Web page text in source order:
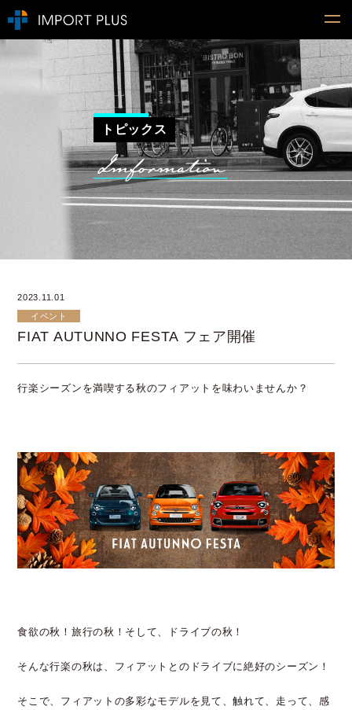
トピックス
2023.11.01
イベント
FIAT AUTUNNO FESTA フェア開催
行楽シーズンを満喫する秋のフィアットを味わいませんか？
食欲の秋！旅行の秋！そして、ドライブの秋！
そんな行楽の秋は、フィアットとのドライブに絶好のシーズン！
そこで、フィアットの多彩なモデルを見て、触れて、走って、感